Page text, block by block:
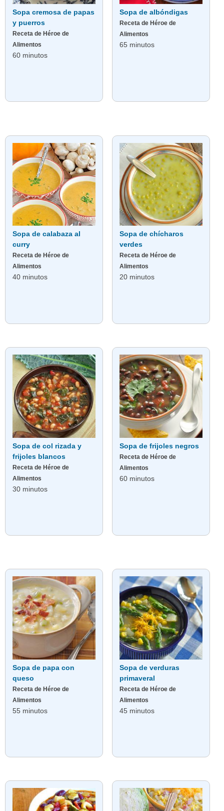
Sopa cremosa de papas
y puerros
Receta de Héroe de
Alimentos
60 minutos
Sopa de albóndigas
Receta de Héroe de
Alimentos
65 minutos
Sopa de calabaza al
curry
Receta de Héroe de
Alimentos
40 minutos
Sopa de chícharos
verdes
Receta de Héroe de
Alimentos
20 minutos
Sopa de col rizada y
frijoles blancos
Receta de Héroe de
Alimentos
30 minutos
Sopa de frijoles negros
Receta de Héroe de
Alimentos
60 minutos
Sopa de papa con
queso
Receta de Héroe de
Alimentos
55 minutos
Sopa de verduras
primaveral
Receta de Héroe de
Alimentos
45 minutos